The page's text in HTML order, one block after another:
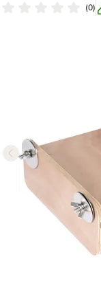
(0)